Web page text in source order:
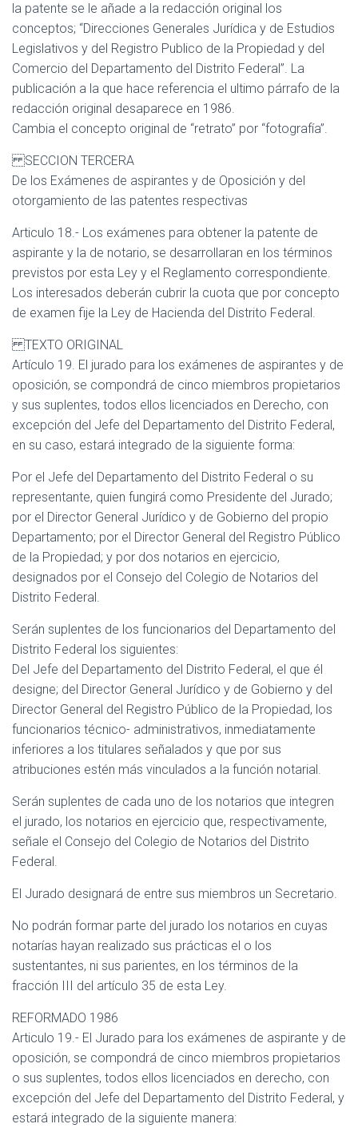
la patente se le añade a la redacción original los
conceptos; “Direcciones Generales Jurídica y de Estudios
Legislativos y del Registro Publico de la Propiedad y del
Comercio del Departamento del Distrito Federal”. La
publicación a la que hace referencia el ultimo párrafo de la
redacción original desaparece en 1986.
Cambia el concepto original de “retrato” por “fotografía”.
SECCION TERCERA
De los Exámenes de aspirantes y de Oposición y del
otorgamiento de las patentes respectivas
Articulo 18.- Los exámenes para obtener la patente de
aspirante y la de notario, se desarrollaran en los términos
previstos por esta Ley y el Reglamento correspondiente.
Los interesados deberán cubrir la cuota que por concepto
de examen fije la Ley de Hacienda del Distrito Federal.
TEXTO ORIGINAL
Artículo 19. El jurado para los exámenes de aspirantes y de
oposición, se compondrá de cinco miembros propietarios
y sus suplentes, todos ellos licenciados en Derecho, con
excepción del Jefe del Departamento del Distrito Federal,
en su caso, estará integrado de la siguiente forma:
Por el Jefe del Departamento del Distrito Federal o su
representante, quien fungirá como Presidente del Jurado;
por el Director General Jurídico y de Gobierno del propio
Departamento; por el Director General del Registro Público
de la Propiedad; y por dos notarios en ejercicio,
designados por el Consejo del Colegio de Notarios del
Distrito Federal.
Serán suplentes de los funcionarios del Departamento del
Distrito Federal los siguientes:
Del Jefe del Departamento del Distrito Federal, el que él
designe; del Director General Jurídico y de Gobierno y del
Director General del Registro Público de la Propiedad, los
funcionarios técnico- administrativos, inmediatamente
inferiores a los titulares señalados y que por sus
atribuciones estén más vinculados a la función notarial.
Serán suplentes de cada uno de los notarios que integren
el jurado, los notarios en ejercicio que, respectivamente,
señale el Consejo del Colegio de Notarios del Distrito
Federal.
El Jurado designará de entre sus miembros un Secretario.
No podrán formar parte del jurado los notarios en cuyas
notarías hayan realizado sus prácticas el o los
sustentantes, ni sus parientes, en los términos de la
fracción III del artículo 35 de esta Ley.
REFORMADO 1986
Articulo 19.- El Jurado para los exámenes de aspirante y de
oposición, se compondrá de cinco miembros propietarios
o sus suplentes, todos ellos licenciados en derecho, con
excepción del Jefe del Departamento del Distrito Federal, y
estará integrado de la siguiente manera: